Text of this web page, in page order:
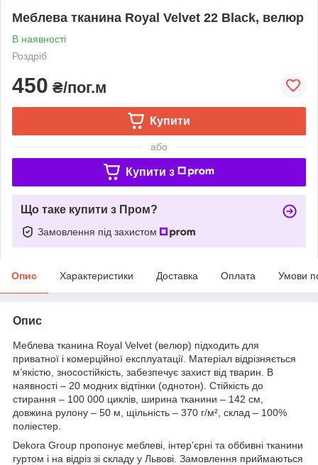
Меблева тканина Royal Velvet 22 Black, велюр
В наявності
Роздріб
450 ₴/пог.м
Купити
або
Купити з
Що таке купити з Пром?
Замовлення під захистом
Опис Характеристики Доставка Оплата Умови
Опис
Меблева тканина Royal Velvet (велюр) підходить для
приватної і комерційної експлуатації. Матеріал відрізняється
м’якістю, зносостійкість, забезпечує захист від тварин. В
наявності – 20 модних відтінки (однотон). Стійкість до
стирання – 100 000 циклів, ширина тканини – 142 см,
довжина рулону – 50 м, щільність – 370 г/м², склад – 100%
поліестер.
Dekora Group пропонує меблеві, інтер’єрні та оббивні тканини
гуртом і на відріз зі складу у Львові. Замовлення приймаються